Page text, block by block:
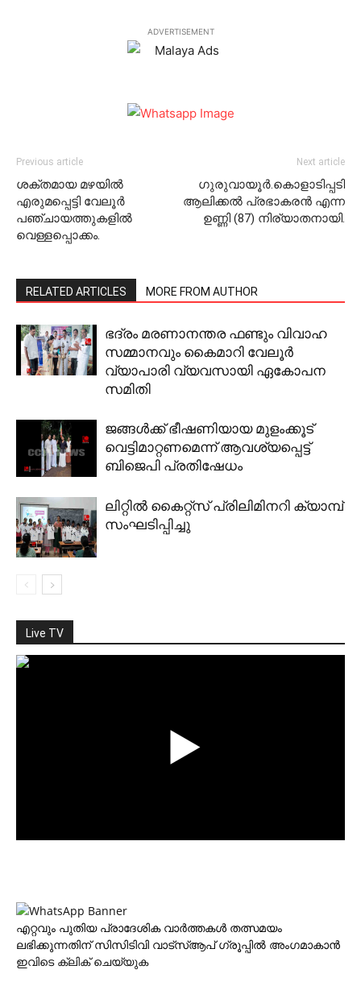
ADVERTISEMENT
Previous article
ശക്തമായ മഴയില്‍
എരുമപ്പെട്ടി വേലൂര്‍
പഞ്ചായത്തുകളില്‍
വെള്ളപ്പൊക്കം.
Next article
ഗുരുവായൂര്‍.കൊളാടിപ്പടി
ആലിക്കല്‍ പ്രഭാകരന്‍ എന്ന
ഉണ്ണി (87) നിര്യാതനായി.
RELATED ARTICLES MORE FROM AUTHOR
ഭദ്രം മരണാനന്തര ഫണ്ടും വിവാഹ
സമ്മാനവും കൈമാറി വേലൂര്‍
വ്യാപാരി വ്യവസായി ഏകോപന
സമിതി
ജങ്ങള്‍ക്ക് ഭീഷണിയായ മുളംക്കൂട്
വെട്ടിമാറ്റണമെന്ന് ആവശ്യപ്പെട്ട്
ബിജെപി പ്രതിഷേധം
ലിറ്റില്‍ കൈറ്റ്‌സ് പ്രിലിമിനറി ക്യാമ്പ്
സംഘടിപ്പിച്ചു
Live TV
എറ്റവും പുതിയ പ്രാദേശിക വാര്‍ത്തകള്‍ തത്സമയം
ലഭിക്കുന്നതിന് സിസിടിവി വാട്‌സ്ആപ് ഗ്രൂപ്പില്‍ അംഗമാകാന്‍
ഇവിടെ ക്ലിക് ചെയ്യുക